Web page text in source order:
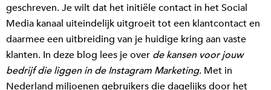
geschreven. Je wilt dat het initiële contact in het Social
Media kanaal uiteindelijk uitgroeit tot een klantcontact en
daarmee een uitbreiding van je huidige kring aan vaste
klanten. In deze blog lees je over de kansen voor jouw
bedrijf die liggen in de Instagram Marketing. Met in
Nederland miljoenen gebruikers die dagelijks door het